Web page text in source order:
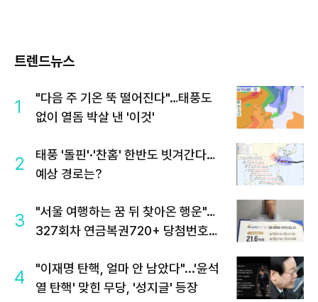
트렌드뉴스
1
"다음 주 기온 뚝 떨어진다"…태풍도
없이 열돔 박살 낸 '이것'
2
태풍 '돌핀'·'찬홈' 한반도 빗겨간다…
예상 경로는?
3
"서울 여행하는 꿈 뒤 찾아온 행운"…
327회차 연금복권720+ 당첨번호조
4
"이재명 탄핵, 얼마 안 남았다"...'윤석
열 탄핵' 맞힌 무당, '성지글' 등장